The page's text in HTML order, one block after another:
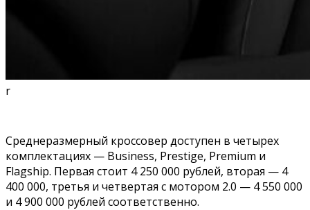
r
Среднеразмерный кроссовер доступен в четырех
комплектациях — Business, Prestige, Premium и
Flagship. Первая стоит 4 250 000 рублей, вторая — 4
400 000, третья и четвертая с мотором 2.0 — 4 550 000
и 4 900 000 рублей соответственно.